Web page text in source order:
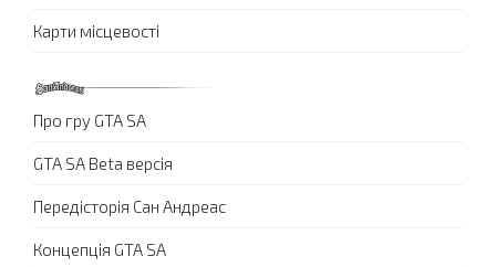
Карти місцевості
Про гру GTA SA
GTA SA Beta версія
Передісторія Сан Андреас
Концепція GTA SA